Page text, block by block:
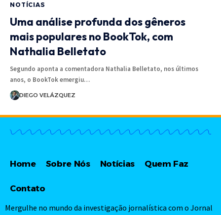
NOTÍCIAS
Uma análise profunda dos gêneros
mais populares no BookTok, com
Nathalia Belletato
Segundo aponta a comentadora Nathalia Belletato, nos últimos
anos, o BookTok emergiu…
DIEGO VELÁZQUEZ
Home Sobre Nós Notícias Quem Faz
Contato
Mergulhe no mundo da investigação jornalística com o Jornal